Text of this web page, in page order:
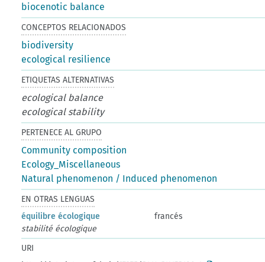
biocenotic balance
CONCEPTOS RELACIONADOS
biodiversity
ecological resilience
ETIQUETAS ALTERNATIVAS
ecological balance
ecological stability
PERTENECE AL GRUPO
Community composition
Ecology_Miscellaneous
Natural phenomenon / Induced phenomenon
EN OTRAS LENGUAS
équilibre écologique
francés
stabilité écologique
URI